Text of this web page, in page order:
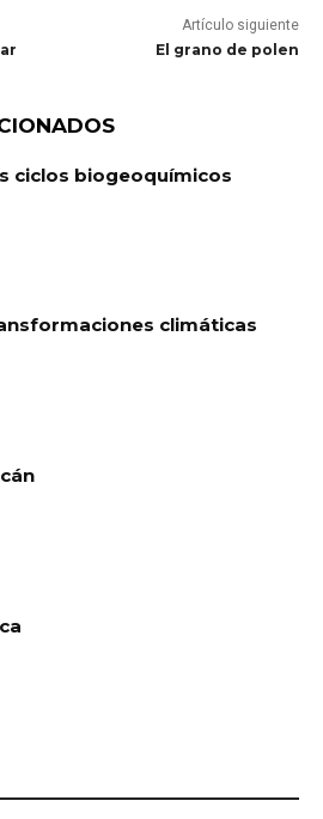
Artículo siguiente
El grano de polen
ciclos biogeoquímicos
climáticas